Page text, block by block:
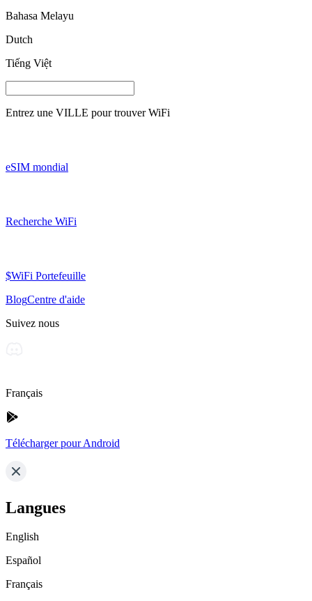
Bahasa Melayu
Dutch
Tiếng Việt
Entrez une VILLE pour trouver WiFi
eSIM mondial
Recherche WiFi
$WiFi Portefeuille
BlogCentre d'aide
Suivez nous
Français
Télécharger pour Android
Langues
English
Español
Français